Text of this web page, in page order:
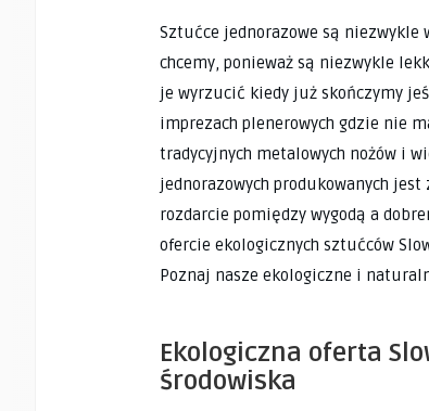
Sztućce jednorazowe są niezwykle
chcemy, ponieważ są niezwykle
je wyrzucić kiedy już skończymy
imprezach plenerowych gdzie nie
tradycyjnych metalowych nożów i
jednorazowych produkowanych
rozdarcie pomiędzy wygodą a
ofercie ekologicznych sztućców
Poznaj nasze ekologiczne i
Ekologiczna oferta
środowiska